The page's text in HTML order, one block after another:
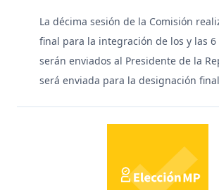
La décima sesión de la Comisión
final para la integración de los y las
serán enviados al Presidente de la
será enviada para la designación final